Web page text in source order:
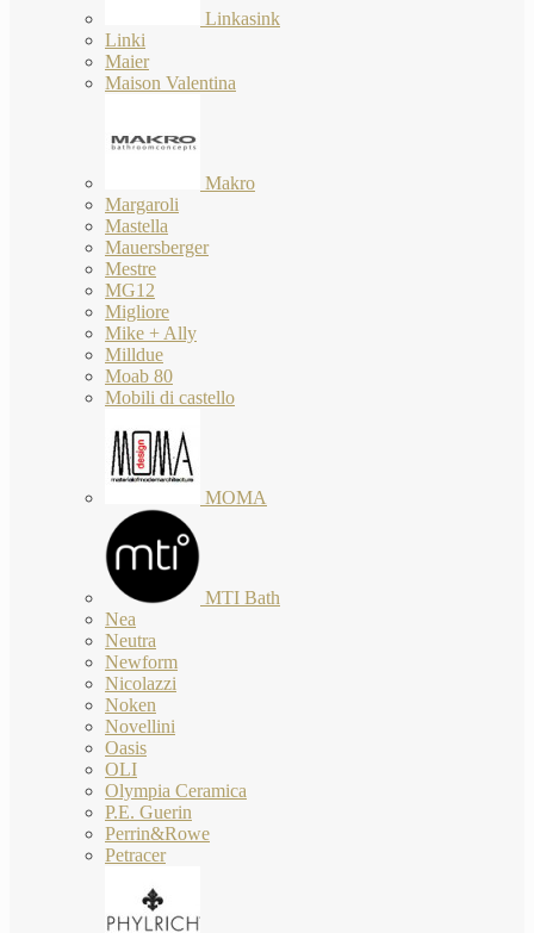
Linkasink
Linki
Maier
Maison Valentina
Makro
Margaroli
Mastella
Mauersberger
Mestre
MG12
Migliore
Mike + Ally
Milldue
Moab 80
Mobili di castello
MOMA
MTI Bath
Nea
Neutra
Newform
Nicolazzi
Noken
Novellini
Oasis
OLI
Olympia Ceramica
P.E. Guerin
Perrin&Rowe
Petracer